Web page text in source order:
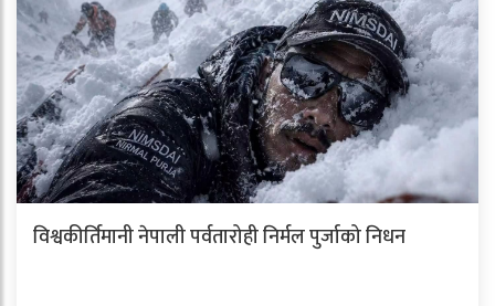
विश्वकीर्तिमानी नेपाली पर्वतारोही निर्मल पुर्जाको निधन